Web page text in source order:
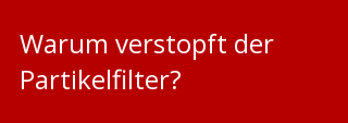
Warum verstopft der
Partikelfilter?